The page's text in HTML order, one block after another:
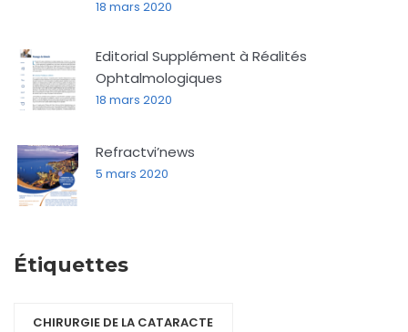
18 mars 2020
Editorial Supplément à Réalités
Ophtalmologiques
18 mars 2020
Refractvi’news
5 mars 2020
Étiquettes
CHIRURGIE DE LA CATARACTE